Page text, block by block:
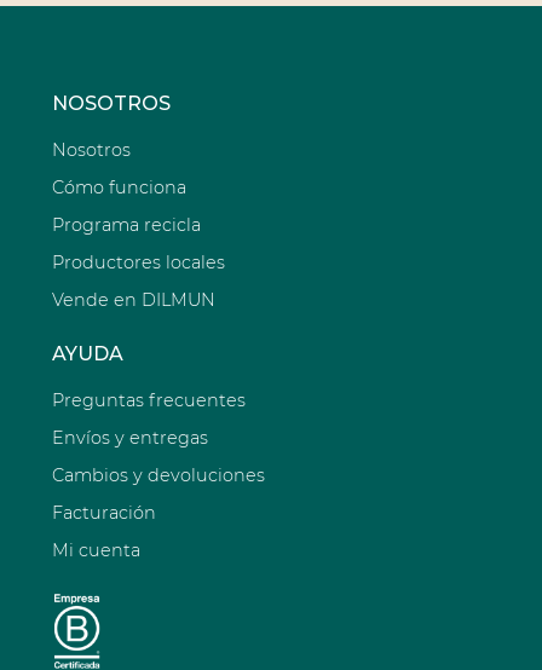
NOSOTROS
Nosotros
Cómo funciona
Programa recicla
Productores locales
Vende en DILMUN
AYUDA
Preguntas frecuentes
Envíos y entregas
Cambios y devoluciones
Facturación
Mi cuenta